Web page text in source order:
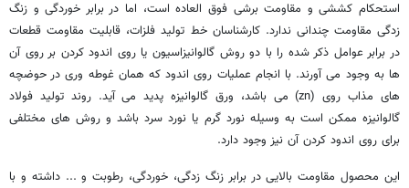
استحکام کششی و مقاومت برشی فوق العاده است، اما در برابر خوردگی و زنگ
زدگی مقاومت چندانی ندارد. کارشناسان خط تولید فلزات، قابلیت مقاومت قطعات
در برابر عوامل ذکر شده را با دو روش گالوانیزاسیون یا روی اندود کردن بر روی آن
ها به وجود می آورند. با انجام عملیات روی اندود که همان غوطه وری در حوضچه
های مذاب روی (zn) می باشد، ورق گالوانیزه پدید می آید. روند تولید فولاد
گالوانیزه ممکن است به وسیله نورد گرم یا نورد سرد باشد و روش های مختلفی
برای روی اندود کردن آن نیز وجود دارد.
این محصول مقاومت بالایی در برابر زنگ زدگی، خوردگی، رطوبت و ... داشته و با